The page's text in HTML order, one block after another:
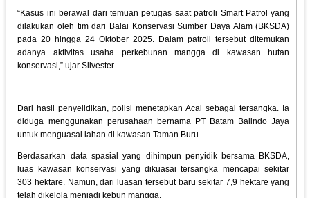
“Kasus ini berawal dari temuan petugas saat patroli Smart Patrol yang
dilakukan oleh tim dari Balai Konservasi Sumber Daya Alam (BKSDA)
pada 20 hingga 24 Oktober 2025. Dalam patroli tersebut ditemukan
adanya aktivitas usaha perkebunan mangga di kawasan hutan
konservasi,” ujar Silvester.
Dari hasil penyelidikan, polisi menetapkan Acai sebagai tersangka. Ia
diduga menggunakan perusahaan bernama PT Batam Balindo Jaya
untuk menguasai lahan di kawasan Taman Buru.
Berdasarkan data spasial yang dihimpun penyidik bersama BKSDA,
luas kawasan konservasi yang dikuasai tersangka mencapai sekitar
303 hektare. Namun, dari luasan tersebut baru sekitar 7,9 hektare yang
telah dikelola menjadi kebun mangga.